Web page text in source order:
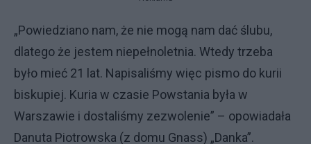
„Powiedziano nam, że nie mogą nam dać ślubu,
dlatego że jestem niepełnoletnia. Wtedy trzeba
było mieć 21 lat. Napisaliśmy więc pismo do kurii
biskupiej. Kuria w czasie Powstania była w
Warszawie i dostaliśmy zezwolenie” – opowiadała
Danuta Piotrowska (z domu Gnass) „Danka”.